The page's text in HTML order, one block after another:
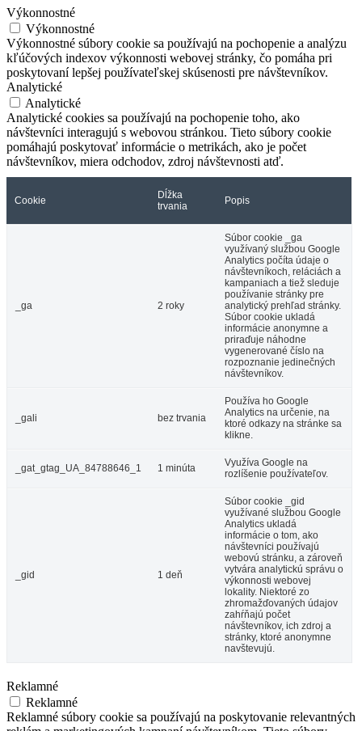
Výkonnostné
Výkonnostné
Výkonnostné súbory cookie sa používajú na pochopenie a analýzu
kľúčových indexov výkonnosti webovej stránky, čo pomáha pri
poskytovaní lepšej používateľskej skúsenosti pre návštevníkov.
Analytické
Analytické
Analytické cookies sa používajú na pochopenie toho, ako
návštevníci interagujú s webovou stránkou. Tieto súbory cookie
pomáhajú poskytovať informácie o metrikách, ako je počet
návštevníkov, miera odchodov, zdroj návštevnosti atď.
Cookie
Dĺžka
trvania
Popis
_ga 2 roky
Súbor cookie _ga
využívaný službou Google
Analytics počíta údaje o
návštevníkoch, reláciách a
kampaniach a tiež sleduje
používanie stránky pre
analytický prehľad stránky.
Súbor cookie ukladá
informácie anonymne a
priraďuje náhodne
vygenerované číslo na
rozpoznanie jedinečných
návštevníkov.
_gali bez trvania
Používa ho Google
Analytics na určenie, na
ktoré odkazy na stránke sa
klikne.
_gat_gtag_UA_84788646_1 1 minúta
Využíva Google na
rozlíšenie používateľov.
_gid 1 deň
Súbor cookie _gid
využívané službou Google
Analytics ukladá
informácie o tom, ako
návštevníci používajú
webovú stránku, a zároveň
vytvára analytickú správu o
výkonnosti webovej
lokality. Niektoré zo
zhromažďovaných údajov
zahŕňajú počet
návštevníkov, ich zdroj a
stránky, ktoré anonymne
navštevujú.
Reklamné
Reklamné
Reklamné súbory cookie sa používajú na poskytovanie relevantných